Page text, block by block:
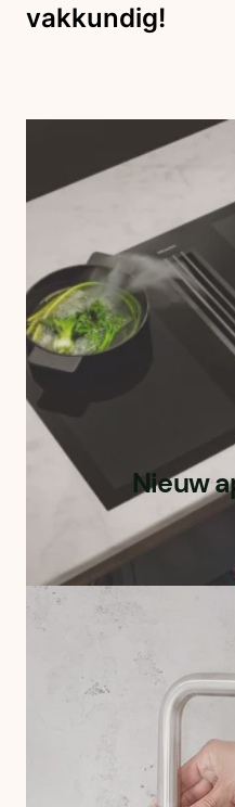
vakkundig!
Nieuw